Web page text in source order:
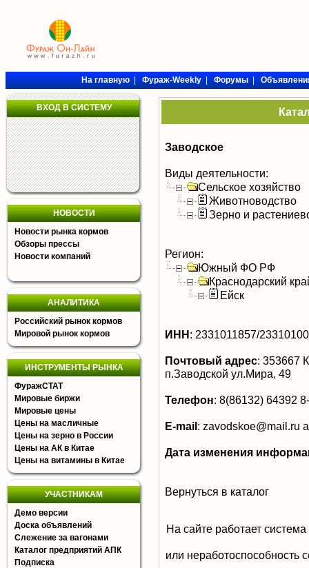
На главную|Фураж-Weekly|Форумы|
ВХОД В СИСТЕМУ
НОВОСТИ
Новости рынка кормов
Обзоры прессы
Новости компаний
АНАЛИТИКА
Российский рынок кормов
Мировой рынок кормов
ИНСТРУМЕНТЫ РЫНКА
ФуражСТАТ
Мировые биржи
Мировые цены
Цены на масличные
Цены на зерно в России
Цены на АК в Китае
Цены на витамины в Китае
УЧАСТНИКАМ
Демо версии
Доска объявлений
Слежение за вагонами
Каталог предприятий АПК
Подписка
Заводское
Виды деятельности:
Сельское хозяйство
Животноводство
Зерно и
Регион:
Южный ФО РФ
Краснодарский
Ейск
ИНН: 2331011857/
Почтовый адрес: 353667
п.Заводской ул.Мира, 49
Телефон: 8(86132) 64392
E-mail: zavodskoe@mail.ru
Дата изменения
Вернуться в каталог
На сайте работает
или неработоспособность